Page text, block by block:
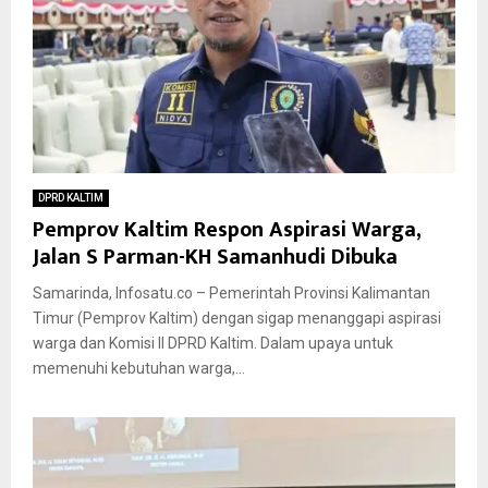
DPRD KALTIM
Pemprov Kaltim Respon Aspirasi Warga,
Jalan S Parman-KH Samanhudi Dibuka
Samarinda, Infosatu.co – Pemerintah Provinsi Kalimantan
Timur (Pemprov Kaltim) dengan sigap menanggapi aspirasi
warga dan Komisi II DPRD Kaltim. Dalam upaya untuk
memenuhi kebutuhan warga,...